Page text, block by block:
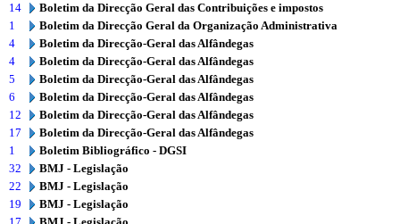
14
Boletim da Direcção Geral das Contribuições e impostos
1
Boletim da Direcção Geral da Organização Administrativa
4
Boletim da Direcção-Geral das Alfândegas
4
Boletim da Direcção-Geral das Alfândegas
5
Boletim da Direcção-Geral das Alfândegas
6
Boletim da Direcção-Geral das Alfândegas
12
Boletim da Direcção-Geral das Alfândegas
17
Boletim da Direcção-Geral das Alfândegas
1
Boletim Bibliográfico - DGSI
32
BMJ - Legislação
22
BMJ - Legislação
19
BMJ - Legislação